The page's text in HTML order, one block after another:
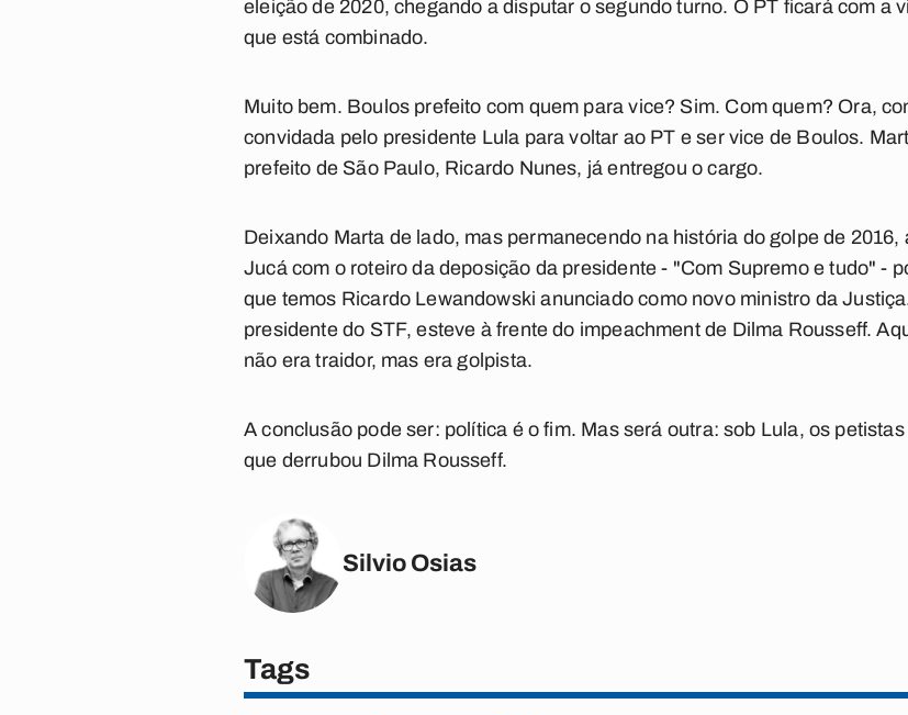
eleição de 2020, chegando a disputar o segundo turno. O PT ficará com a
que está combinado.
Muito bem. Boulos prefeito com quem para vice? Sim. Com quem? Ora,
convidada pelo presidente Lula para voltar ao PT e ser vice de Boulos.
prefeito de São Paulo, Ricardo Nunes, já entregou o cargo.
Deixando Marta de lado, mas permanecendo na história do golpe de
Jucá com o roteiro da deposição da presidente - "Com Supremo e tudo" -
que temos Ricardo Lewandowski anunciado como novo ministro da
presidente do STF, esteve à frente do impeachment de Dilma Rousseff.
não era traidor, mas era golpista.
A conclusão pode ser: política é o fim. Mas será outra: sob Lula, os
que derrubou Dilma Rousseff.
Silvio Osias
Tags